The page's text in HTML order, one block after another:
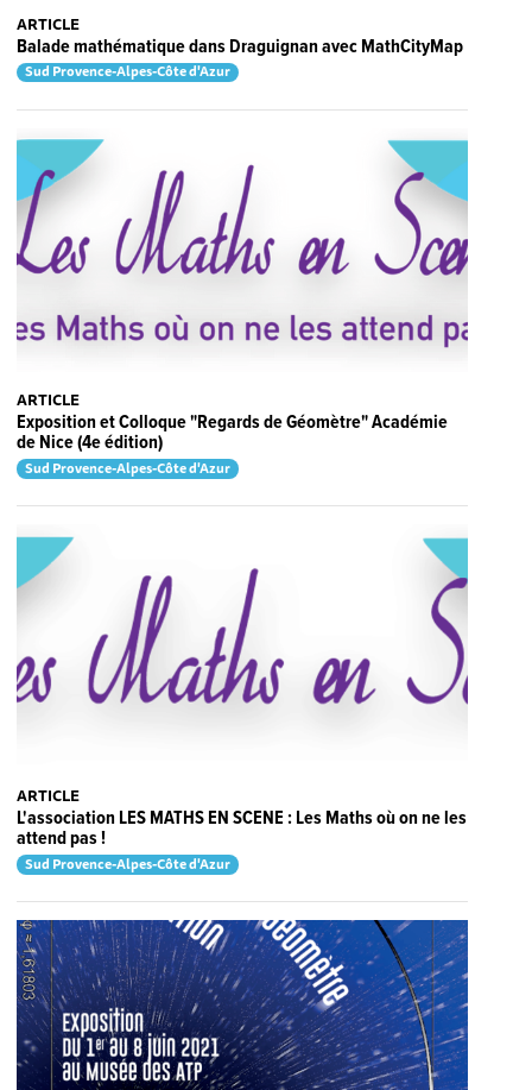
ARTICLE
Balade mathématique dans Draguignan avec MathCityMap
Sud Provence-Alpes-Côte d'Azur
ARTICLE
Exposition et Colloque "Regards de Géomètre" Académie
de Nice (4e édition)
Sud Provence-Alpes-Côte d'Azur
ARTICLE
L'association LES MATHS EN SCENE : Les Maths où on ne les
attend pas !
Sud Provence-Alpes-Côte d'Azur